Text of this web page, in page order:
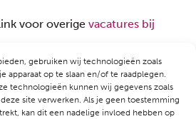
gebruiken wij technologieën zoals
apparaat op te slaan en/of te raadplegen.
technologieën kunnen wij gegevens zoals
site verwerken. Als je geen toestemming
kan dit een nadelige invloed hebben op
voor overige vacatures bij